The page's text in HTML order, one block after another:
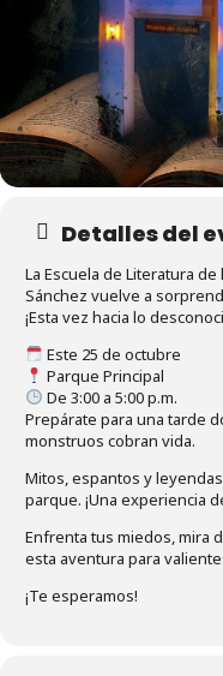
Detalles del
La Escuela de Literatura de
Sánchez vuelve a
¡Esta vez hacia lo
Este 25 de octubre
Parque Principal
De 3:00 a 5:00 p.m.
Prepárate para una tarde
monstruos cobran vida.
Mitos, espantos y
parque. ¡Una experiencia
Enfrenta tus miedos, mira
esta aventura para
¡Te esperamos!